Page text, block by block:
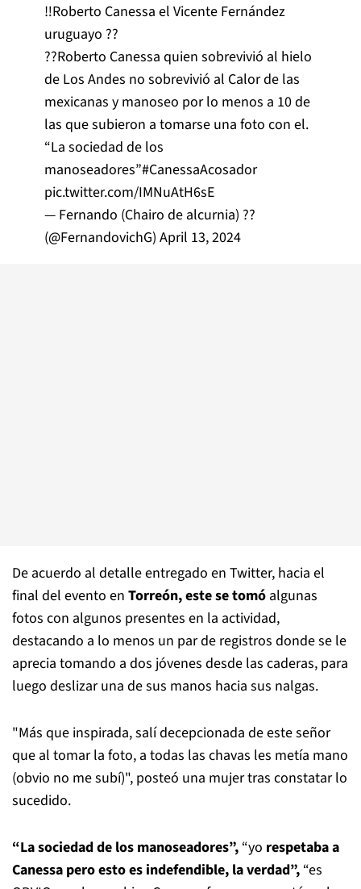
‼️Roberto Canessa el Vicente Fernández
uruguayo ??
??Roberto Canessa quien sobrevivió al hielo
de Los Andes no sobrevivió al Calor de las
mexicanas y manoseo por lo menos a 10 de
las que subieron a tomarse una foto con el.
“La sociedad de los
manoseadores”#CanessaAcosador
pic.twitter.com/IMNuAtH6sE
— Fernando (Chairo de alcurnia) ??
(@FernandovichG) April 13, 2024
De acuerdo al detalle entregado en Twitter, hacia el
final del evento en Torreón, este se tomó algunas
fotos con algunos presentes en la actividad,
destacando a lo menos un par de registros donde se le
aprecia tomando a dos jóvenes desde las caderas, para
luego deslizar una de sus manos hacia sus nalgas.
"Más que inspirada, salí decepcionada de este señor
que al tomar la foto, a todas las chavas les metía mano
(obvio no me subí)", posteó una mujer tras constatar lo
sucedido.
“La sociedad de los manoseadores”, “yo respetaba a
Canessa pero esto es indefendible, la verdad”, “es